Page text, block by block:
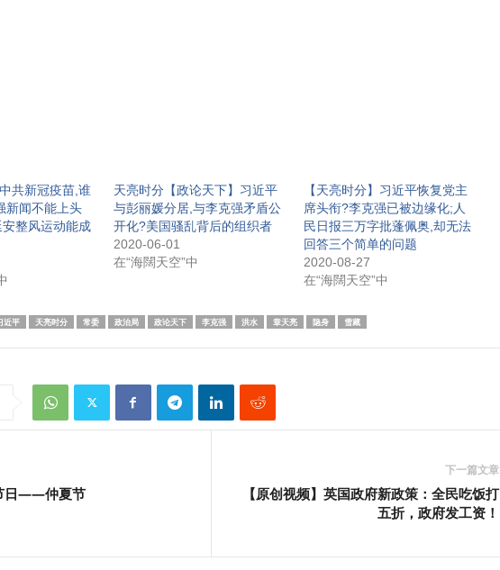
共新冠疫苗,谁
新闻不能上头
整风运动能成
天亮时分【政论天下】习近平
与彭丽媛分居,与李克强矛盾公
开化?美国骚乱背后的组织者
2020-06-01
在“海闊天空”中
【天亮时分】习近平恢复党主
席头衔?李克强已被边缘化;人
民日报三万字批蓬佩奥,却无法
回答三个简单的问题
2020-08-27
在“海闊天空”中
近平 天亮时分 常委 政治局 政论天下 李克强 洪水 章天亮 隐身 雪藏
日——仲夏节
下一篇文章
【原创视频】英国政府新政策：全民吃饭打
五折，政府发工资！